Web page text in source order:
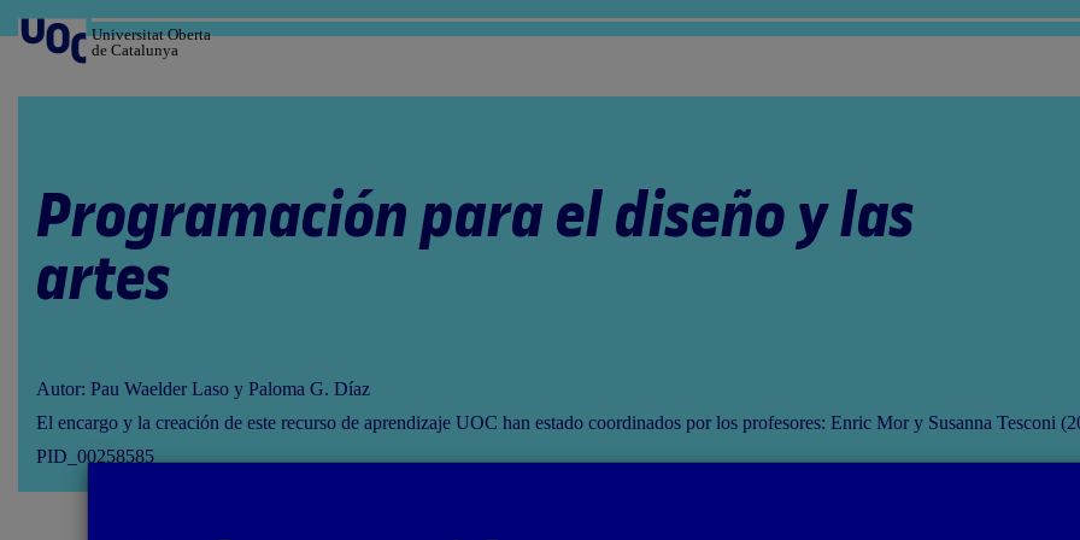
al
contenido
Universitat Oberta
de Catalunya
Programación para el diseño y las
artes
Autor: Pau Waelder Laso y Paloma G. Díaz
El encargo y la creación de este recurso de aprendizaje UOC han estado coordinados por los profesores: Enric Mor y Susanna Tesconi
PID_00258585